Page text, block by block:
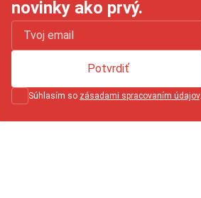
novinky ako prvý.
Súhlasím so zásadami spracovaním údajov.
Potvrdiť